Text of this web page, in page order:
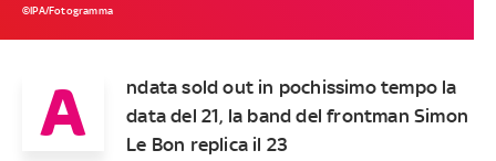
©IPA/Fotogramma
A
ndata sold out in pochissimo tempo la
data del 21, la band del frontman Simon
Le Bon replica il 23